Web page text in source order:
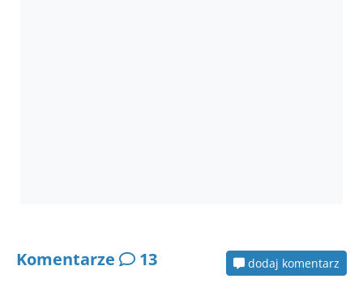
Komentarze 13 dodaj komentarz